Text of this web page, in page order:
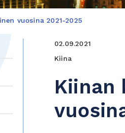
vuosina 2021-2025
02.09.2021
Kiina
Kiinan